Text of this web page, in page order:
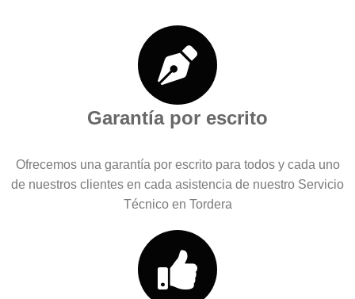
Garantía por escrito
Ofrecemos una garantía por escrito para todos y cada uno
de nuestros clientes en cada asistencia de nuestro Servicio
Técnico en Tordera